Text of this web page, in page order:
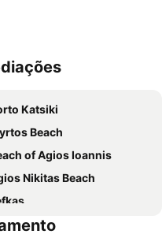
Katsiki
Beach
of Agios Ioannis
Nikitas Beach